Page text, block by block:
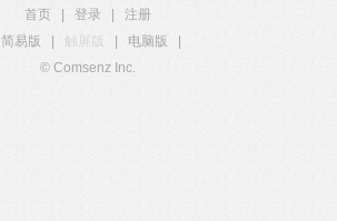
首页 登录
注册
简易版
触屏版 电脑版
© Comsenz Inc.